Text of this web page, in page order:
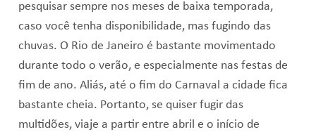
pesquisar sempre nos meses de baixa temporada,
caso você tenha disponibilidade, mas fugindo das
chuvas. O Rio de Janeiro é bastante movimentado
durante todo o verão, e especialmente nas festas de
fim de ano. Aliás, até o fim do Carnaval a cidade fica
bastante cheia. Portanto, se quiser fugir das
multidões, viaje a partir entre abril e o início de